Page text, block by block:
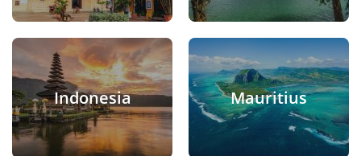
Indonesia Mauritius